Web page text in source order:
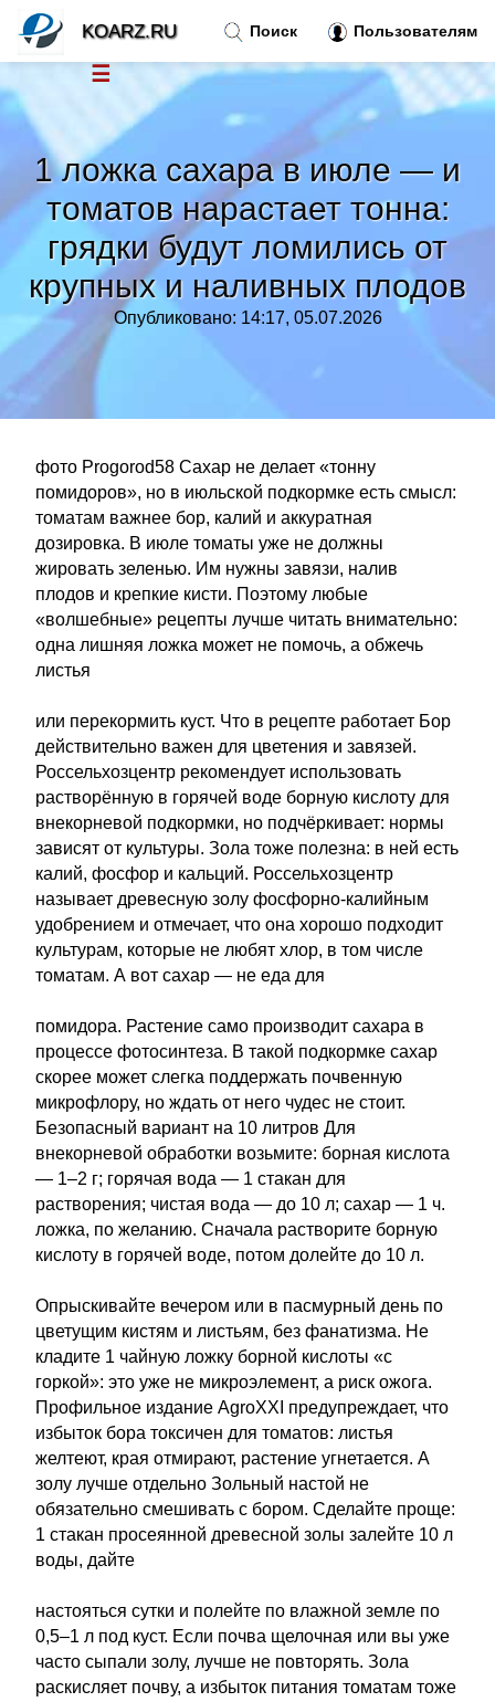
1 ложка сахара в июле — и
томатов нарастает тонна:
грядки будут ломились от
крупных и наливных плодов
Опубликовано: 14:17, 05.07.2026
фото Progorod58 Сахар не делает «тонну
помидоров», но в июльской подкормке есть смысл:
томатам важнее бор, калий и аккуратная
дозировка. В июле томаты уже не должны
жировать зеленью. Им нужны завязи, налив
плодов и крепкие кисти. Поэтому любые
«волшебные» рецепты лучше читать внимательно:
одна лишняя ложка может не помочь, а обжечь
листья
или перекормить куст. Что в рецепте работает Бор
действительно важен для цветения и завязей.
Россельхозцентр рекомендует использовать
растворённую в горячей воде борную кислоту для
внекорневой подкормки, но подчёркивает: нормы
зависят от культуры. Зола тоже полезна: в ней есть
калий, фосфор и кальций. Россельхозцентр
называет древесную золу фосфорно-калийным
удобрением и отмечает, что она хорошо подходит
культурам, которые не любят хлор, в том числе
томатам. А вот сахар — не еда для
помидора. Растение само производит сахара в
процессе фотосинтеза. В такой подкормке сахар
скорее может слегка поддержать почвенную
микрофлору, но ждать от него чудес не стоит.
Безопасный вариант на 10 литров Для
внекорневой обработки возьмите: борная кислота
— 1–2 г; горячая вода — 1 стакан для
растворения; чистая вода — до 10 л; сахар — 1 ч.
ложка, по желанию. Сначала растворите борную
кислоту в горячей воде, потом долейте до 10 л.
Опрыскивайте вечером или в пасмурный день по
цветущим кистям и листьям, без фанатизма. Не
кладите 1 чайную ложку борной кислоты «с
горкой»: это уже не микроэлемент, а риск ожога.
Профильное издание AgroXXI предупреждает, что
избыток бора токсичен для томатов: листья
желтеют, края отмирают, растение угнетается. А
золу лучше отдельно Зольный настой не
обязательно смешивать с бором. Сделайте проще:
1 стакан просеянной древесной золы залейте 10 л
воды, дайте
настояться сутки и полейте по влажной земле по
0,5–1 л под куст. Если почва щелочная или вы уже
часто сыпали золу, лучше не повторять. Зола
раскисляет почву, а избыток питания томатам тоже
Поиск Пользователям
KOARZ.RU
☰
Тренды новостей»
Рубрики»
Правила »